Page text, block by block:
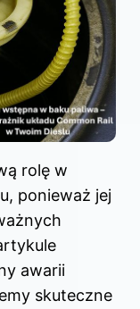
rolę w
ponieważ jej
awarii
skuteczne